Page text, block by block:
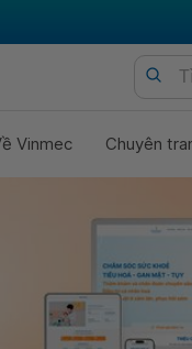
Vinmec Chuyên